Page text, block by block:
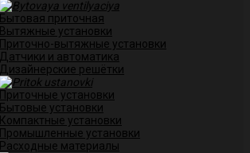
Бытовая приточная
Вытяжные установки
Приточно-вытяжные установки
Датчики и автоматика
Дизайнерские решётки
Приточные установки
Бытовые установки
Компактные установки
Промышленные установки
Расходные материалы